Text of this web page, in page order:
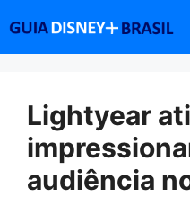
conteúdo
Lightyear
audiência